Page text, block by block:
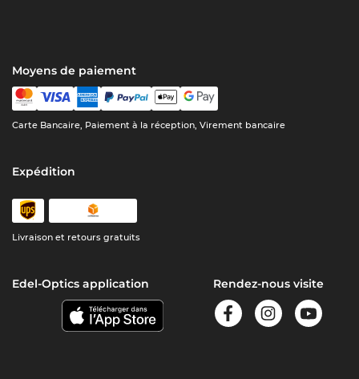
Moyens de paiement
Carte Bancaire, Paiement à la réception, Virement bancaire
Expédition
Livraison et retours gratuits
Edel-Optics application Rendez-nous visite